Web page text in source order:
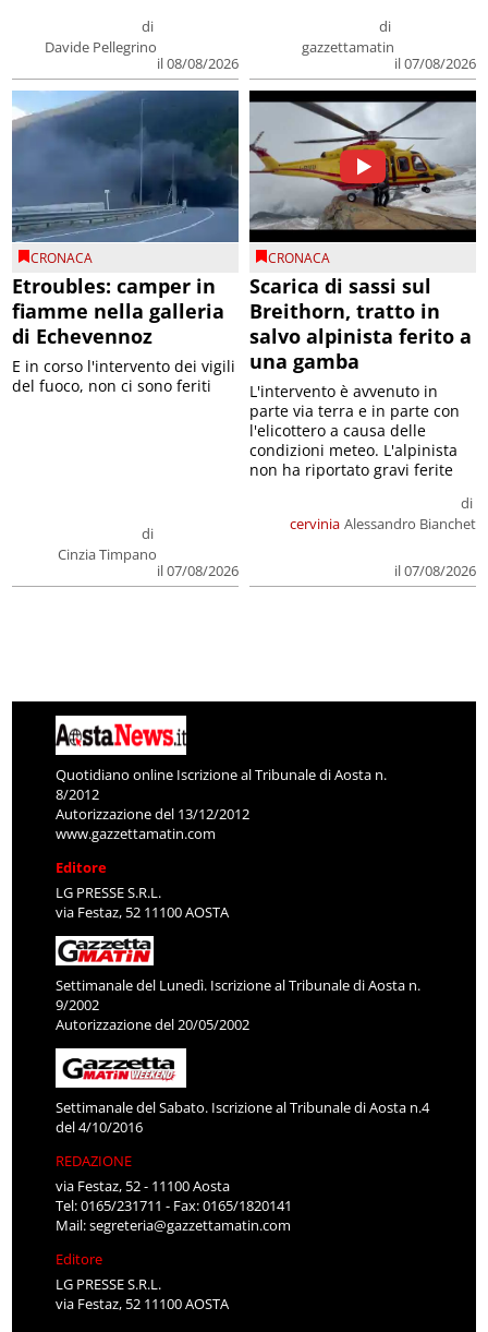
di
Davide Pellegrino
il 08/08/2026
di
gazzettamatin
il 07/08/2026
CRONACA
Etroubles: camper in
fiamme nella galleria
di Echevennoz
di
Cinzia Timpano
il 07/08/2026
E in corso l'intervento dei vigili
del fuoco, non ci sono feriti
CRONACA
Scarica di sassi sul
Breithorn, tratto in
salvo alpinista ferito a
una gamba
cervinia
di
Alessandro Bianchet
il 07/08/2026
L'intervento è avvenuto in
parte via terra e in parte con
l'elicottero a causa delle
condizioni meteo. L'alpinista
non ha riportato gravi ferite
Quotidiano online Iscrizione al Tribunale di Aosta n.
8/2012
Autorizzazione del 13/12/2012
www.gazzettamatin.com
Editore
LG PRESSE S.R.L.
via Festaz, 52 11100 AOSTA
Settimanale del Lunedì. Iscrizione al Tribunale di Aosta n.
9/2002
Autorizzazione del 20/05/2002
Settimanale del Sabato. Iscrizione al Tribunale di Aosta n.4
del 4/10/2016
REDAZIONE
via Festaz, 52 - 11100 Aosta
Tel: 0165/231711 - Fax: 0165/1820141
Mail:segreteria@gazzettamatin.com
Editore
LG PRESSE S.R.L.
via Festaz, 52 11100 AOSTA